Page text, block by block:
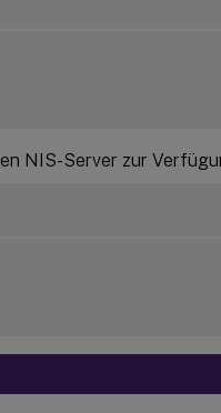
NIS-Server zur